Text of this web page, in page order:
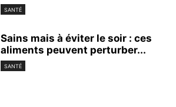
SANTÉ
Sains mais à éviter le soir : ces
aliments peuvent perturber...
SANTÉ